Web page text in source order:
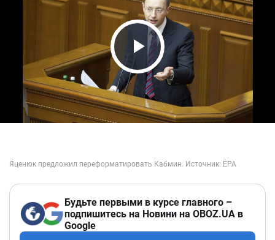
Play Video
Будьте первыми в курсе главного –
подпишитесь на Новини на OBOZ.UA в
Google